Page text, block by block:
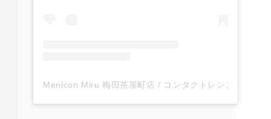
Menicon Miru 梅田茶屋町店 / コンタクトレンズショッ